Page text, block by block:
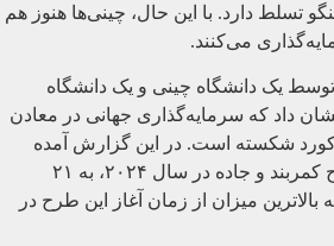
تسلط دارد. با این حال، چینی‌ها هنوز هم
می‌کنند.
یک دانشگاه چینی و یک دانشگاه
نشان داد که سرمایه‌گذاری جهانی در معادن
شکسته است. در این گزارش آمده
است که تعهدات تحت طرح کمربند و جاده در سال ۲۰۲۴، به ۲۱
میزان از زمان آغاز این طرح در